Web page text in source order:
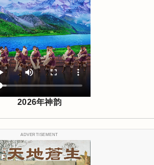
2026年神韵
ADVERTISEMENT